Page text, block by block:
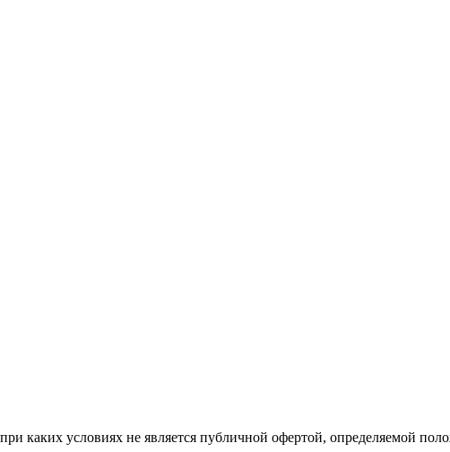
каких условиях не является публичной офертой, определяемой